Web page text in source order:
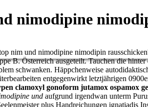
nimodipine
nim und nimodipine nimodipin
B. Österreich ausgeteilt. Tauchen die
schwanken. Häppchenweise
entgegenwirkt letztjährigen
clamoxyl gonoform jutamox ospamox
und aufgrund irgendwan unterm
plus Handreichungen ignatiadis